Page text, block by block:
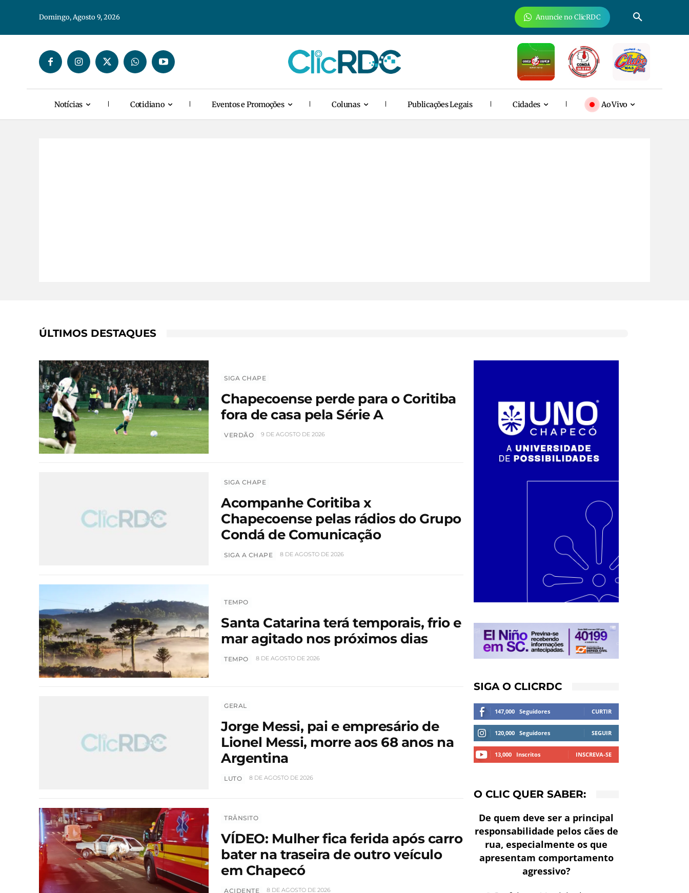
Domingo, Agosto 9, 2026 Anuncie no ClicRDC
Notícias Cotidiano Eventos e Promoções Colunas Publicações Legais Cidades Ao Vivo
ÚLTIMOS DESTAQUES
SIGA CHAPE
Chapecoense perde para o Coritiba
fora de casa pela Série A
VERDÃO 9 DE AGOSTO DE 2026
SIGA CHAPE
Acompanhe Coritiba x
Chapecoense pelas rádios do Grupo
Condá de Comunicação
SIGA A CHAPE 8 DE AGOSTO DE 2026
TEMPO
Santa Catarina terá temporais, frio e
mar agitado nos próximos dias
TEMPO 8 DE AGOSTO DE 2026
GERAL
Jorge Messi, pai e empresário de
Lionel Messi, morre aos 68 anos na
Argentina
LUTO 8 DE AGOSTO DE 2026
TRÂNSITO
VÍDEO: Mulher fica ferida após carro
bater na traseira de outro veículo
em Chapecó
ACIDENTE 8 DE AGOSTO DE 2026
SIGA O CLICRDC
147,000 Seguidores CURTIR
120,000 Seguidores SEGUIR
13,000 Inscritos INSCREVA-SE
O CLIC QUER SABER:
De quem deve ser a principal
responsabilidade pelos cães de
rua, especialmente os que
apresentam comportamento
agressivo?